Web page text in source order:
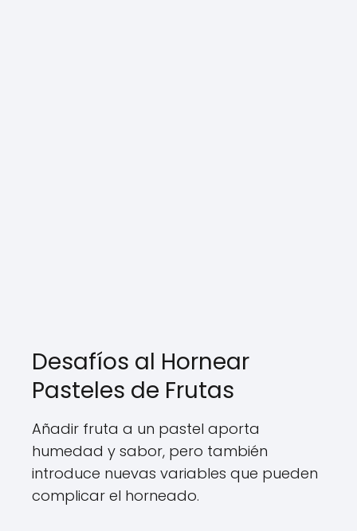
Desafíos al Hornear
Pasteles de Frutas
Añadir fruta a un pastel aporta
humedad y sabor, pero también
introduce nuevas variables que pueden
complicar el horneado.